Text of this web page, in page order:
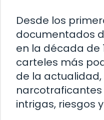
Desde los
documentados
en la década de
carteles más
de la
intrigas, riesgos